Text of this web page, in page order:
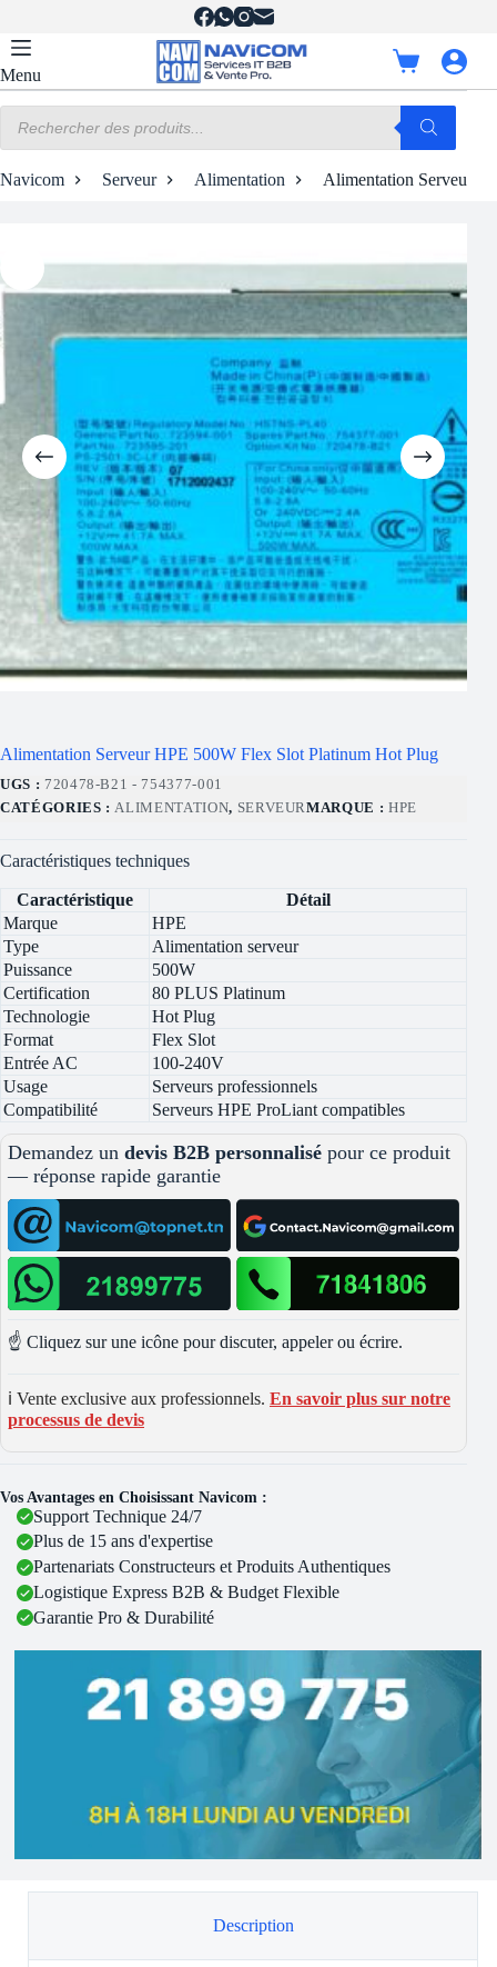
contenu
Menu
Panier
d’achat
produits
Navicom Serveur Alimentation Alimentation Serveur
Alimentation Serveur HPE 500W Flex Slot Platinum Hot Plug
UGS : 720478-B21 - 754377-001
CATÉGORIES : ALIMENTATION, SERVEURMARQUE : HPE
Caractéristiques techniques
Caractéristique
Détail
Marque
HPE
Type
Alimentation serveur
Puissance
500W
Certification
80 PLUS Platinum
Technologie
Hot Plug
Format
Flex Slot
Entrée AC
100-240V
Usage
Serveurs professionnels
Compatibilité
Serveurs HPE ProLiant compatibles
Demandez un devis B2B personnalisé pour ce produit
— réponse rapide garantie
☝️ Cliquez sur une icône pour discuter, appeler ou écrire.
ℹ️ Vente exclusive aux professionnels. En savoir plus sur notre
processus de devis
Vos Avantages en Choisissant Navicom :
Support Technique 24/7
Plus de 15 ans d'expertise
Partenariats Constructeurs et Produits Authentiques
Logistique Express B2B & Budget Flexible
Garantie Pro & Durabilité
Description